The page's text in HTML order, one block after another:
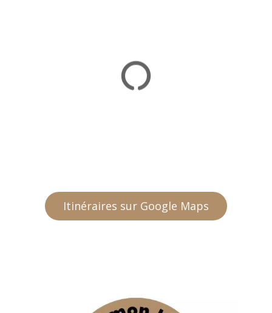
Itinéraires sur Google Maps